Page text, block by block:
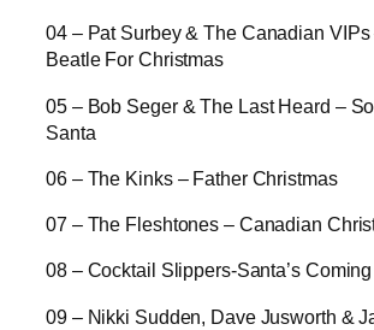
04 – Pat Surbey & The Canadian VIPs
Beatle For Christmas
05 – Bob Seger & The Last Heard –
Santa
06 – The Kinks – Father Christmas
07 – The Fleshtones – Canadian
08 – Cocktail Slippers-Santa’s
09 – Nikki Sudden, Dave Jusworth &